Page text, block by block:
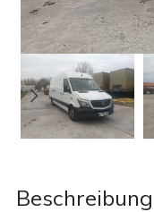
Beschreibung